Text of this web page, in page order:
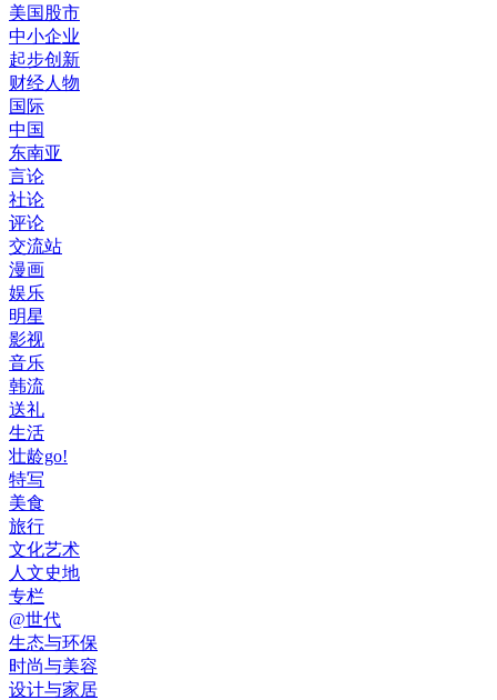
美国股市
中小企业
起步创新
财经人物
国际
中国
东南亚
言论
社论
评论
交流站
漫画
娱乐
明星
影视
音乐
韩流
送礼
生活
壮龄go!
特写
美食
旅行
文化艺术
人文史地
专栏
@世代
生态与环保
时尚与美容
设计与家居